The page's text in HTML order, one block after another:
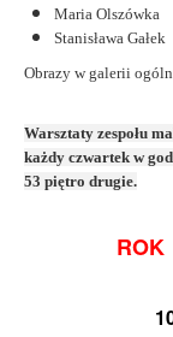
Maria Olszówka
Stanisława Gałek
Obrazy w galerii
Warsztaty zespołu
każdy czwartek w
53 piętro drugie.
ROK